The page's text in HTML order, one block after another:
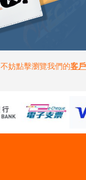
妨點擊瀏覽我們的客